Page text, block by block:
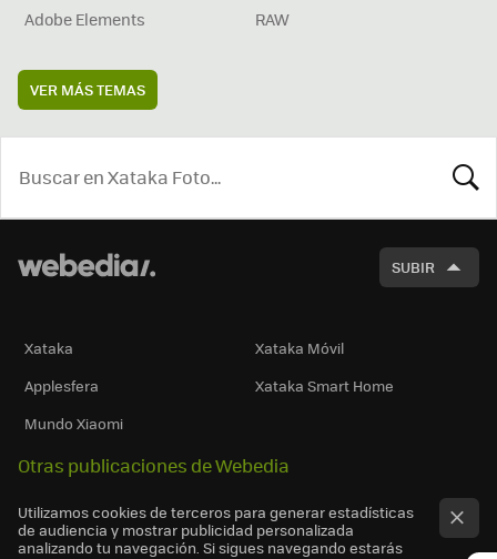
Adobe Elements
RAW
VER MÁS TEMAS
SUBIR
Xataka
Xataka Móvil
Applesfera
Xataka Smart Home
Mundo Xiaomi
Otras publicaciones de Webedia
Utilizamos cookies de terceros para generar estadísticas
de audiencia y mostrar publicidad personalizada
analizando tu navegación. Si sigues navegando estarás